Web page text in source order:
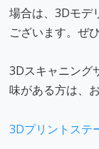
場合は、3Dモデ
ございます。ぜ
3Dスキャニング
味がある方は、
3Dプリントステ